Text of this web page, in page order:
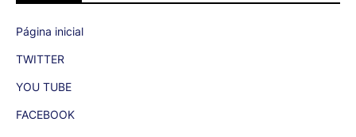
Página inicial
TWITTER
YOU TUBE
FACEBOOK